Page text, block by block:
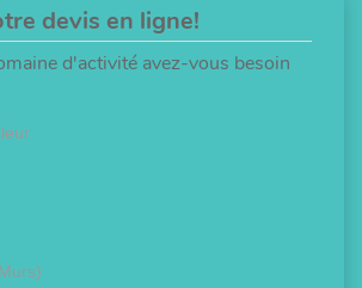
devis en ligne!
d'activité avez-vous besoin